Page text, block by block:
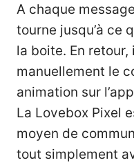
A chaque
tourne jusqu’à ce
la boite. En
manuellement le
animation sur
La Lovebox Pixel
moyen de
tout simplement